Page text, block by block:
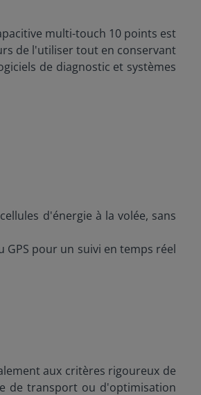
multi-touch 10 points est
de l'utiliser tout en conservant
de diagnostic et systèmes
d'énergie à la volée, sans
GPS pour un suivi en temps réel
aux critères rigoureux de
de transport ou d'optimisation